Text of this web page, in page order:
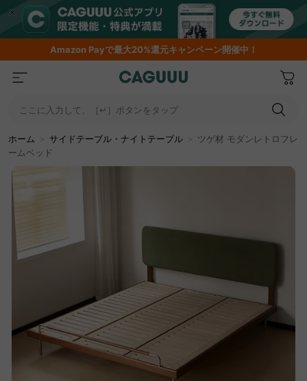
AmazonPayで最大20%還元キャンペーン開催中！
ここに入力して、［↵］ボタンをタップ
ホーム サイドテーブル・ナイトテーブル
ツゲ材 モダンレトロフレ
ームベッド